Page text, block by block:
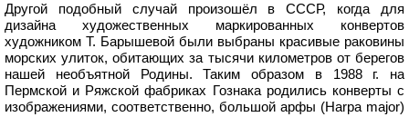
Другой подобный случай произошёл в СССР, когда для
дизайна художественных маркированных конвертов
художником Т. Барышевой были выбраны красивые раковины
морских улиток, обитающих за тысячи километров от берегов
нашей необъятной Родины. Таким образом в 1988 г. на
Пермской и Ряжской фабриках Гознака родились конверты с
изображениями, соответственно, большой арфы (Harpa major)